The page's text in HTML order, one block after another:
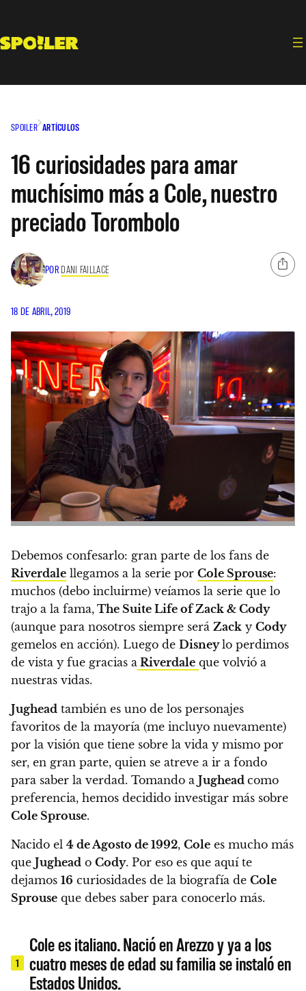
contenido
SPOILER ARTÍCULOS
16 curiosidades para amar
muchísimo más a Cole, nuestro
preciado Torombolo
POR DANI FAILLACE
18 DE ABRIL, 2019
Debemos confesarlo: gran parte de los fans de
Riverdale llegamos a la serie por Cole Sprouse:
muchos (debo incluirme) veíamos la serie que lo
trajo a la fama, The Suite Life of Zack & Cody
(aunque para nosotros siempre será Zack y Cody
gemelos en acción). Luego de Disneylo perdimos
de vista y fue gracias a Riverdale que volvió a
nuestras vidas.
Jughead también es uno de los personajes
favoritos de la mayoría (me incluyo nuevamente)
por la visión que tiene sobre la vida y mismo por
ser, en gran parte, quien se atreve a ir a fondo
para saber la verdad. Tomando a Jughead como
preferencia, hemos decidido investigar más sobre
Cole Sprouse.
Nacido el 4 de Agosto de 1992, Cole es mucho más
que Jughead o Cody. Por eso es que aquí te
dejamos 16 curiosidades de la biografía de Cole
Sprouse que debes saber para conocerlo más.
1
Cole es italiano. Nació en Arezzo y ya a los
cuatro meses de edad su familia se instaló en
Estados Unidos.